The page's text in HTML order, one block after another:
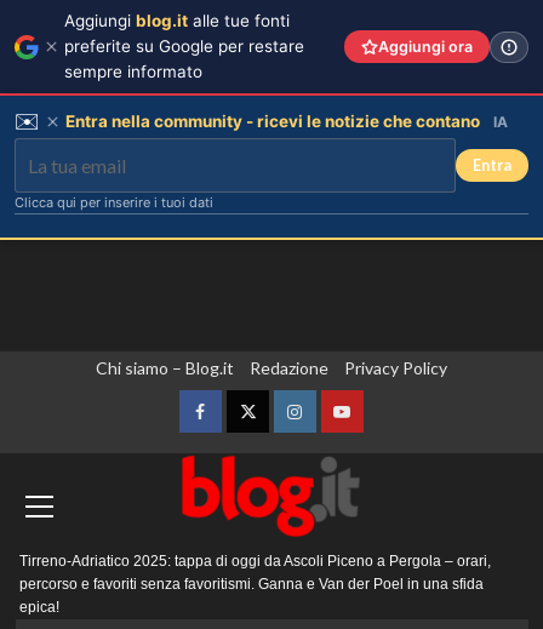
Chi siamo – Blog.it Redazione Privacy Policy
FacebookTwitterInstagramYouTube
principale
Tirreno-Adriatico 2025: tappa di oggi da Ascoli Piceno a Pergola – orari,
percorso e favoriti senza favoritismi. Ganna e Van der Poel in una sfida
epica!
Aggiungi blog.it alle tue fonti
preferite su Google per restare
sempre informato
Aggiungi ora
✉️ Entra nella community - ricevi le notizie che contano IA
Entra
Clicca qui per inserire i tuoi dati